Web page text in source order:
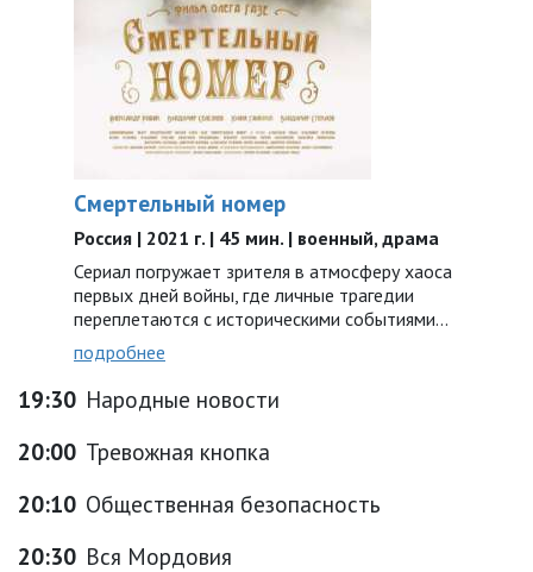
Смертельный номер
Россия | 2021 г. | 45 мин. | военный, драма
Сериал погружает зрителя в атмосферу хаоса
первых дней войны, где личные трагедии
переплетаются с историческими событиями…
подробнее
19:30 Народные новости
20:00 Тревожная кнопка
20:10 Общественная безопасность
20:30 Вся Мордовия